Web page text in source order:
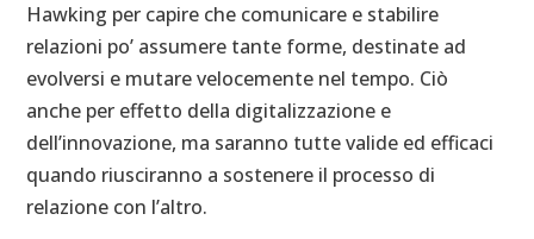
Hawking per capire che comunicare e stabilire
relazioni po’ assumere tante forme, destinate ad
evolversi e mutare velocemente nel tempo. Ciò
anche per effetto della digitalizzazione e
dell’innovazione, ma saranno tutte valide ed efficaci
quando riusciranno a sostenere il processo di
relazione con l’altro.